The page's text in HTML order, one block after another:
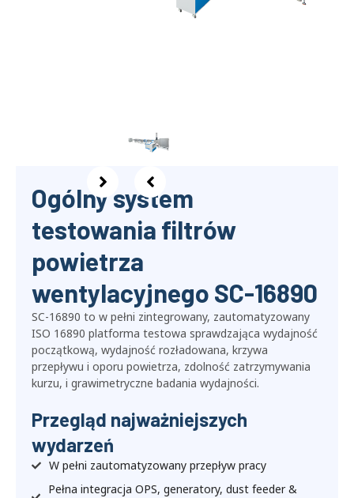
Ogólny system
testowania filtrów
powietrza
wentylacyjnego SC-16890
SC-16890 to w pełni zintegrowany, zautomatyzowany
ISO 16890 platforma testowa sprawdzająca wydajność
początkową, wydajność rozładowana, krzywa
przepływu i oporu powietrza, zdolność zatrzymywania
kurzu, i grawimetryczne badania wydajności.
Przegląd najważniejszych
wydarzeń
W pełni zautomatyzowany przepływ pracy
Pełna integracja OPS, generatory,dust feeder &